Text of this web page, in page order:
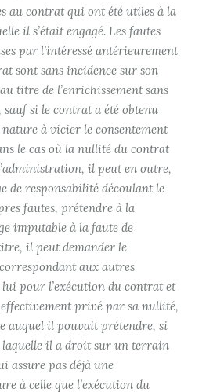
au contrat qui ont été utiles à la
il s’était engagé. Les fautes
par l’intéressé antérieurement
sont sans incidence sur son
titre de l’enrichissement sans
sauf si le contrat a été obtenu
nature à vicier le consentement
le cas où la nullité du contrat
il peut en outre,
de responsabilité découlant le
fautes, prétendre à la
imputable à la faute de
il peut demander le
aux autres
lui pour l’exécution du contrat et
privé par sa nullité,
auquel il pouvait prétendre, si
laquelle il a droit sur un terrain
assure pas déjà une
à celle que l’exécution du